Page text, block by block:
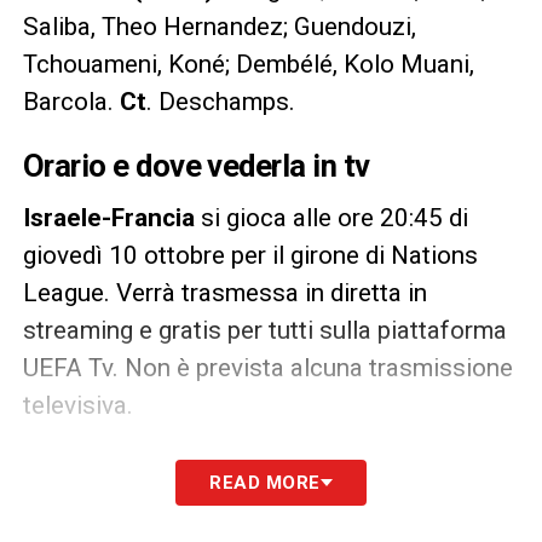
Saliba, Theo Hernandez; Guendouzi,
Tchouameni, Koné; Dembélé, Kolo Muani,
Barcola. Ct. Deschamps.
Orario e dove vederla in tv
Israele-Francia si gioca alle ore 20:45 di
giovedì 10 ottobre per il girone di Nations
League. Verrà trasmessa in diretta in
streaming e gratis per tutti sulla piattaforma
UEFA Tv. Non è prevista alcuna trasmissione
televisiva.
LA PLAYLIST DELLE NOSTRE TOP NEWS
READ MORE